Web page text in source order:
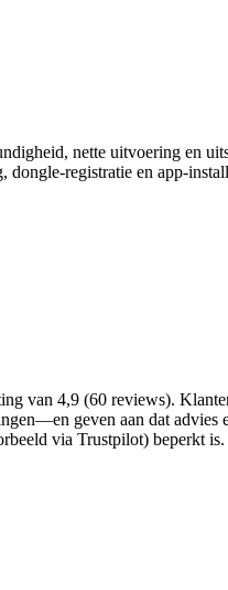
nette uitvoering en
registratie en
van 4,9 (60 reviews).
geven aan dat advies
via Trustpilot) beperkt is.